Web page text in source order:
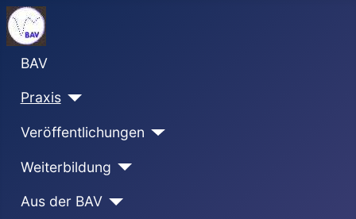
BAV
Praxis
Veröffentlichungen
Weiterbildung
Aus der BAV